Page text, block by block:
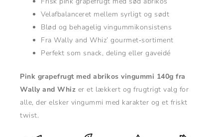
Velafbalanceret mellem syrligt og sødt
Blød og behagelig vingummikonsistens
Fra Wally and Whiz’ gourmet‑sortiment
Perfekt som snack, deling eller gaveidé
Pink grapefrugt med abrikos vingummi 140g fra
Wally and Whiz er et lækkert og frugtrigt valg for
alle, der elsker vingummi med karakter og et friskt
twist.